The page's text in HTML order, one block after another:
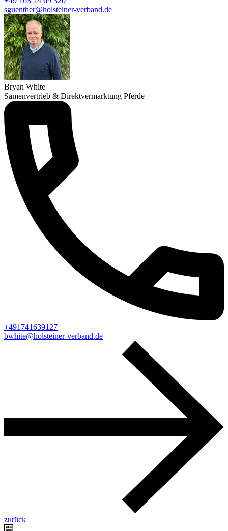
sguenther@holsteiner-verband.de
Bryan White
Samenvertrieb & Direktvermarktung Pferde
+491741639127
bwhite@holsteiner-verband.de
zurück